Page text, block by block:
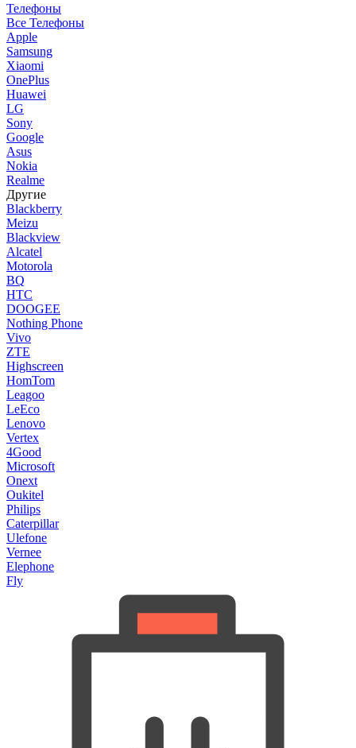
Телефоны
Все Телефоны
Apple
Samsung
Xiaomi
OnePlus
Huawei
LG
Sony
Google
Asus
Nokia
Realme
Другие
Blackberry
Meizu
Blackview
Alcatel
Motorola
BQ
HTC
DOOGEE
Nothing Phone
Vivo
ZTE
Highscreen
HomTom
Leagoo
LeEco
Lenovo
Vertex
4Good
Microsoft
Onext
Oukitel
Philips
Caterpillar
Ulefone
Vernee
Elephone
Fly